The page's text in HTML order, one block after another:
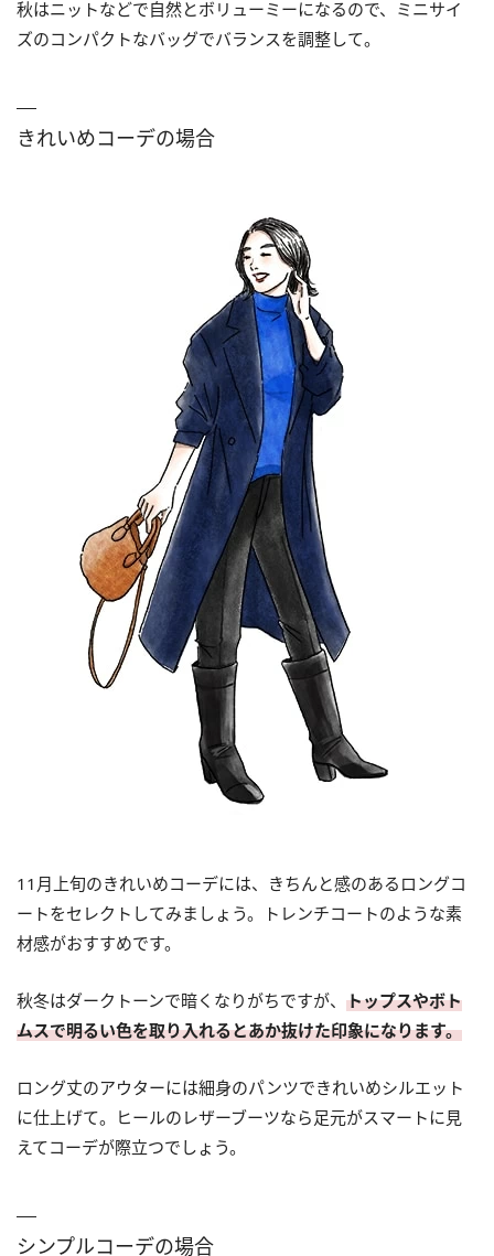
秋はニットなどで自然とボリューミーになるので、ミニサイ
ズのコンパクトなバッグでバランスを調整して。
きれいめコーデの場合
11月上旬のきれいめコーデには、きちんと感のあるロングコ
ートをセレクトしてみましょう。トレンチコートのような素
材感がおすすめです。
秋冬はダークトーンで暗くなりがちですが、 トップスやボト
ムスで明るい色を取り入れるとあか抜けた印象になります。
ロング丈のアウターには細身のパンツできれいめシルエット
に仕上げて。ヒールのレザーブーツなら足元がスマートに見
えてコーデが際立つでしょう。
シンプルコーデの場合